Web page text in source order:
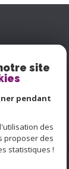
site
pendant
des
proposer des
statistiques !